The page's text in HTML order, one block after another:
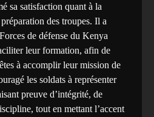
sa satisfaction quant à la
des troupes. Il a
de défense du Kenya
leur formation, afin de
à accomplir leur mission de
les soldats à représenter
preuve d’intégrité, de
tout en mettant l’accent